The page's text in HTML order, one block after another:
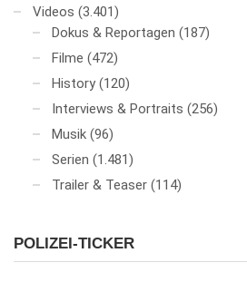
Videos (3.401)
Dokus & Reportagen (187)
Filme (472)
History (120)
Interviews & Portraits (256)
Musik (96)
Serien (1.481)
Trailer & Teaser (114)
POLIZEI-TICKER